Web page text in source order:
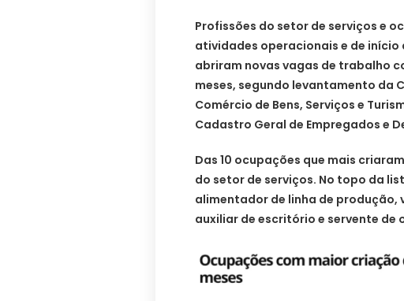
Profissões do setor de serviços e
atividades operacionais e de início
abriram novas vagas de trabalho
meses, segundo levantamento da
Comércio de Bens, Serviços e
Cadastro Geral de Empregados e
Das 10 ocupações que mais
do setor de serviços. No topo da
alimentador de linha de produção,
auxiliar de escritório e servente de